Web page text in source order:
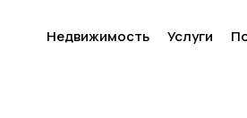
Недвижимость Услуги